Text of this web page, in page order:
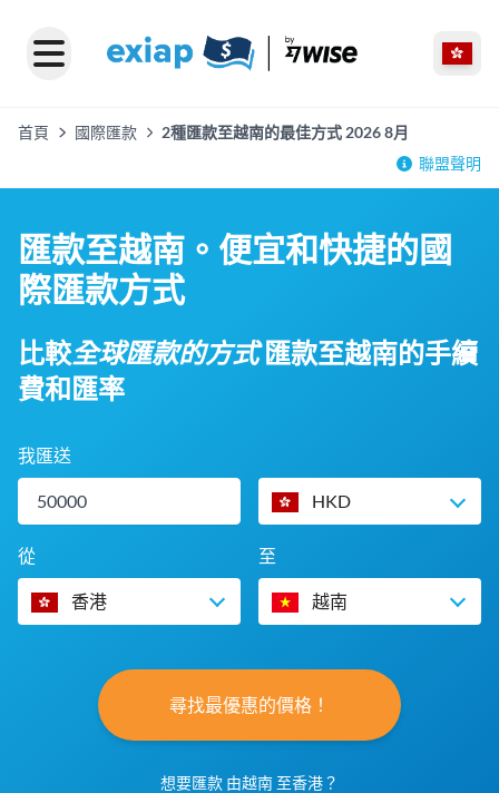
首頁 國際匯款
2種匯款至越南的最佳方式 2026 8月
聯盟聲明
匯款至越南。便宜和快捷的國
際匯款方式
比較全球匯款的方式匯款至越南的手續
費和匯率
我匯送
HKD
從
香港
至
越南
尋找最優惠的價格！
想要匯款 由越南 至香港？